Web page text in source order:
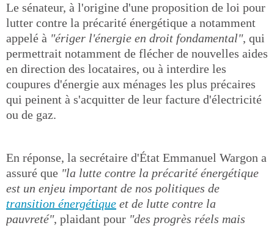
Le sénateur, à l'origine d'une proposition de loi pour
lutter contre la précarité énergétique a notamment
appelé à "ériger l'énergie en droit fondamental", qui
permettrait notamment de flécher de nouvelles aides
en direction des locataires, ou à interdire les
coupures d'énergie aux ménages les plus précaires
qui peinent à s'acquitter de leur facture d'électricité
ou de gaz.
En réponse, la secrétaire d'État Emmanuel Wargon a
assuré que "la lutte contre la précarité énergétique
est un enjeu important de nos politiques de
transition énergétique et de lutte contre la
pauvreté", plaidant pour "des progrès réels mais